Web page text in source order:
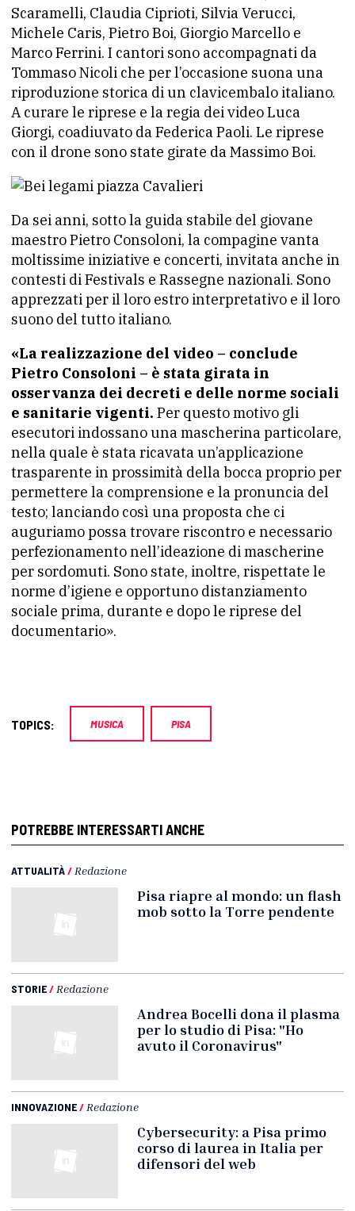
Scaramelli, Claudia Ciprioti, Silvia Verucci,
Michele Caris, Pietro Boi, Giorgio Marcello e
Marco Ferrini. I cantori sono accompagnati da
Tommaso Nicoli che per l’occasione suona una
riproduzione storica di un clavicembalo italiano.
A curare le riprese e la regia dei video Luca
Giorgi, coadiuvato da Federica Paoli. Le riprese
con il drone sono state girate da Massimo Boi.
Da sei anni, sotto la guida stabile del giovane
maestro Pietro Consoloni, la compagine vanta
moltissime iniziative e concerti, invitata anche in
contesti di Festivals e Rassegne nazionali. Sono
apprezzati per il loro estro interpretativo e il loro
suono del tutto italiano.
«La realizzazione del video – conclude
Pietro Consoloni – è stata girata in
osservanza dei decreti e delle norme sociali
e sanitarie vigenti. Per questo motivo gli
esecutori indossano una mascherina particolare,
nella quale è stata ricavata un’applicazione
trasparente in prossimità della bocca proprio per
permettere la comprensione e la pronuncia del
testo; lanciando così una proposta che ci
auguriamo possa trovare riscontro e necessario
perfezionamento nell’ideazione di mascherine
per sordomuti. Sono state, inoltre, rispettate le
norme d’igiene e opportuno distanziamento
sociale prima, durante e dopo le riprese del
documentario».
TOPICS: MUSICA PISA
POTREBBE INTERESSARTI ANCHE
ATTUALITÀ/ Redazione
Pisa riapre al mondo: un flash
mob sotto la Torre pendente
STORIE/ Redazione
Andrea Bocelli dona il plasma
per lo studio di Pisa: "Ho
avuto il Coronavirus"
INNOVAZIONE/ Redazione
Cybersecurity: a Pisa primo
corso di laurea in Italia per
difensori del web